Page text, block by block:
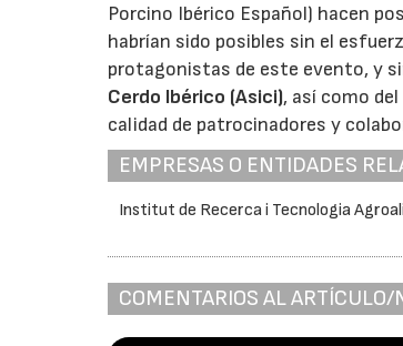
Porcino Ibérico Español) hacen
habrían sido posibles sin el
protagonistas de este evento, y
Cerdo Ibérico (Asici), así como
calidad de patrocinadores y
EMPRESAS O ENTIDADES
Institut de Recerca i Tecnologia
COMENTARIOS AL ARTÍCULO/